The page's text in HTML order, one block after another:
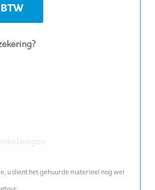
BTW
u dient het gehuurde materieel nog wel